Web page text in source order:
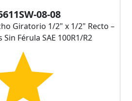
08-08
Giratorio 1/2" x 1/2" Recto –
Sin Férula SAE 100R1/R2